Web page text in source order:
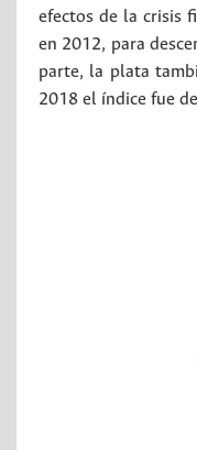
efectos de la crisis
en 2012, para
parte, la plata
2018 el índice fue